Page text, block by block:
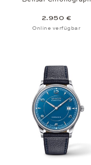
2.950 €
Online verfügbar